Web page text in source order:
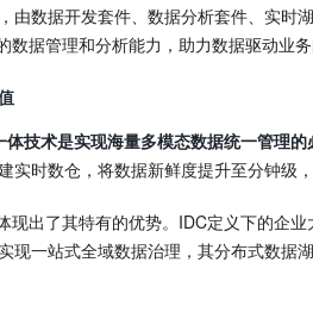
由数据开发套件、数据分析套件、实
据管理和分析能力，助力数据驱动业务
体技术是实现海量多模态数据统一管理的
时数仓，将数据新鲜度提升至分钟级
出了其特有的优势。IDC定义下的企
现一站式全域数据治理，其分布式数